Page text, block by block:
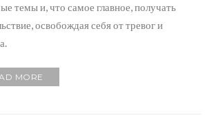
темы и, что самое главное, получать
освобождая себя от тревог и
MORE